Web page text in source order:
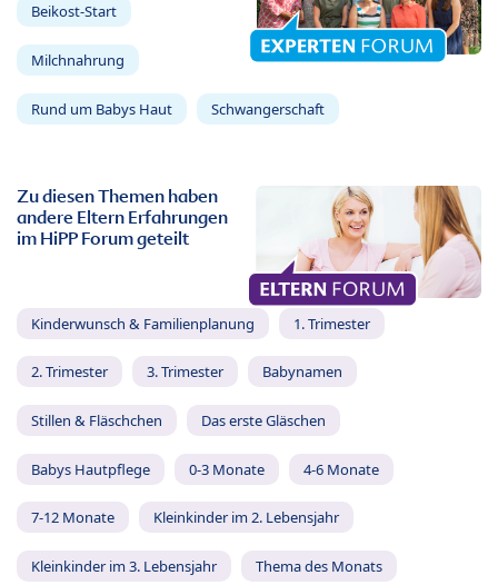
Beikost-Start
Milchnahrung
Rund um Babys Haut Schwangerschaft
Zu diesen Themen haben
andere Eltern Erfahrungen
im HiPP Forum geteilt
Kinderwunsch & Familienplanung 1. Trimester
2. Trimester 3. Trimester Babynamen
Stillen & Fläschchen Das erste Gläschen
Babys Hautpflege 0-3 Monate 4-6 Monate
7-12 Monate Kleinkinder im 2. Lebensjahr
Kleinkinder im 3. Lebensjahr Thema des Monats